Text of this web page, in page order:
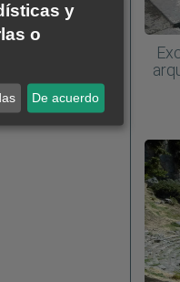
y
o
De acuerdo